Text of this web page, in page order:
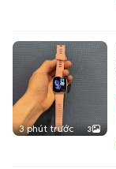
3 phút trước 3